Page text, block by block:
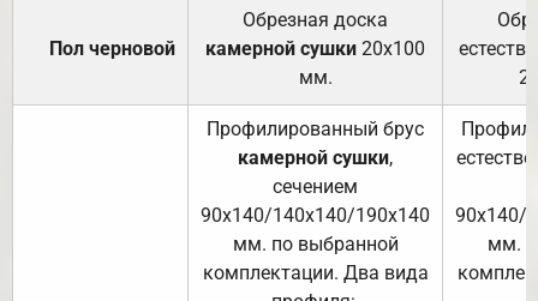
Пол черновой
Обрезная доска
камерной сушки 20х100
мм.
Профилированный брус
камерной сушки,
сечением
90х140/140х140/190х140
мм. по выбранной
комплектации. Два вида
90х140/
мм.